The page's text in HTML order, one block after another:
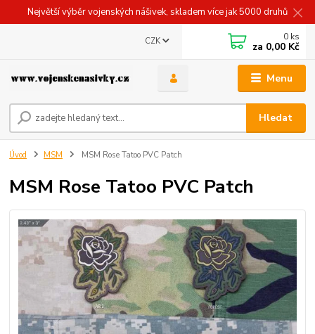
Největší výběr vojenských nášivek, skladem více jak 5000 druhů
Menu
CZK
Hledat
0 ks
za 0,00 Kč
Úvod MSM MSM Rose Tatoo PVC Patch
MSM Rose Tatoo PVC Patch